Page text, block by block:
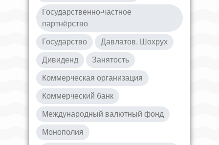
Государственно-частное
партнёрство
Государство Давлатов, Шохрух
Дивиденд Занятость
Коммерческая организация
Коммерческий банк
Международный валютный фонд
Монополия